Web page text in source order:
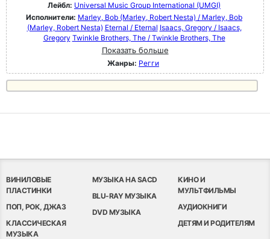
Лейбл: Universal Music Group International (UMGI)
Исполнители: Marley, Bob (Marley, Robert Nesta) / Marley, Bob
(Marley, Robert Nesta) Eternal / Eternal Isaacs, Gregory / Isaacs,
Gregory Twinkle Brothers, The / Twinkle Brothers, The
Показать больше
Жанры: Регги
ВИНИЛОВЫЕ
ПЛАСТИНКИ
ПОП, РОК, ДЖАЗ
КЛАССИЧЕСКАЯ
МУЗЫКА
МУЗЫКА НА SACD
BLU-RAY МУЗЫКА
DVD МУЗЫКА
КИНО И
МУЛЬТФИЛЬМЫ
АУДИОКНИГИ
ДЕТЯМ И РОДИТЕЛЯМ